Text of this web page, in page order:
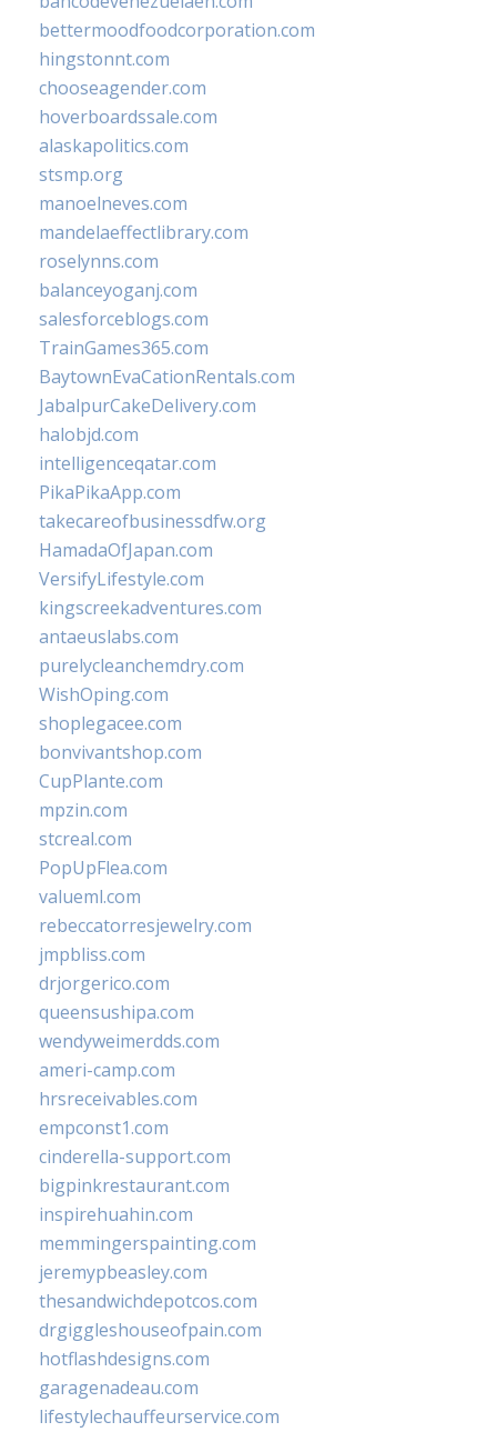
bettermoodfoodcorporation.com
hingstonnt.com
chooseagender.com
hoverboardssale.com
alaskapolitics.com
stsmp.org
manoelneves.com
mandelaeffectlibrary.com
roselynns.com
balanceyoganj.com
salesforceblogs.com
TrainGames365.com
BaytownEvaCationRentals.com
JabalpurCakeDelivery.com
halobjd.com
intelligenceqatar.com
PikaPikaApp.com
takecareofbusinessdfw.org
HamadaOfJapan.com
VersifyLifestyle.com
kingscreekadventures.com
antaeuslabs.com
purelycleanchemdry.com
WishOping.com
shoplegacee.com
bonvivantshop.com
CupPlante.com
mpzin.com
stcreal.com
PopUpFlea.com
valueml.com
rebeccatorresjewelry.com
jmpbliss.com
drjorgerico.com
queensushipa.com
wendyweimerdds.com
ameri-camp.com
hrsreceivables.com
empconst1.com
cinderella-support.com
bigpinkrestaurant.com
inspirehuahin.com
memmingerspainting.com
jeremypbeasley.com
thesandwichdepotcos.com
drgiggleshouseofpain.com
hotflashdesigns.com
garagenadeau.com
lifestylechauffeurservice.com